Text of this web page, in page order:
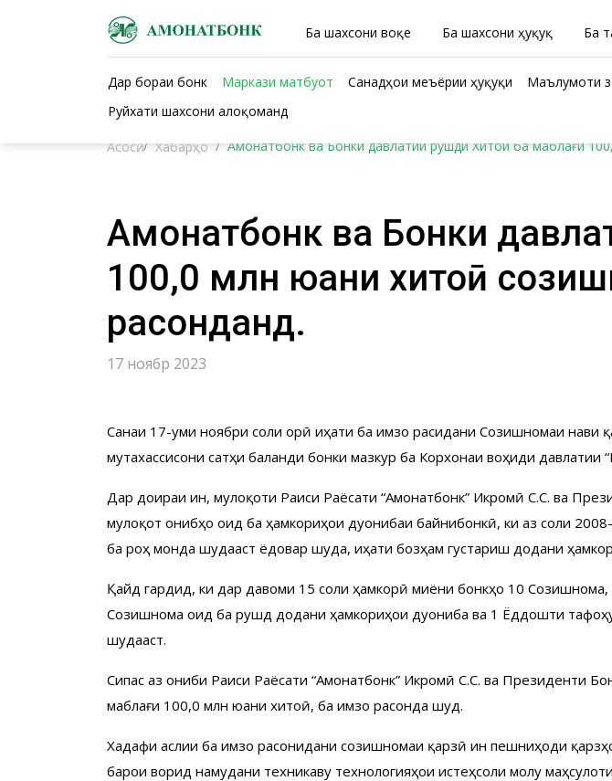
Ба шахсони воқеӣ Ба шахсони ҳуқуқӣ Ба
Дар бораи бонк Маркази матбуот Санадҳои меъёрии ҳуқуқи Маълумоти
Руйхати шахсони алоқоманд
Асосӣ Хабарҳо Амонатбонк ва Бонки давлатии рушди Хитой ба маблағи
Амонатбонк ва Бонки
100,0 млн юани хитоӣ
расонданд.
17 ноябр 2023
Санаи 17-уми ноябри соли ҷорӣ ҷиҳати ба имзо расидани Созишномаи
мутахассисони сатҳи баланди бонки мазкур ба Корхонаи воҳиди
Дар доираи ин, мулоқоти Раиси Раёсати “Амонатбонк” Икромӣ С.С. ва
мулоқот ҷонибҳо оид ба ҳамкориҳои дуҷонибаи байнибонкӣ, ки аз соли
ба роҳ монда шудааст ёдовар шуда, ҷиҳати бозҳам густариш додани
Қайд гардид, ки дар давоми 15 соли ҳамкорӣ миёни бонкҳо 10
Созишнома оид ба рушд додани ҳамкориҳои дуҷониба ва 1 Ёддошти
шудааст.
Сипас аз ҷониби Раиси Раёсати “Амонатбонк” Икромӣ С.С. ва
маблағи 100,0 млн юани хитоӣ, ба имзо расонда шуд.
Хадафи аслии ба имзо расонидани созишномаи қарзӣ ин пешниҳоди
барои ворид намудани техникаву технологияҳои истеҳсоли молу